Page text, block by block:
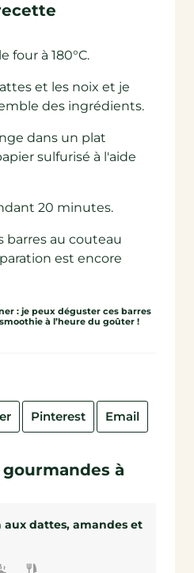
four à 180°C.
et les noix et je
des ingrédients.
dans un plat
sulfurisé à l'aide
20 minutes.
barres au couteau
est encore
: je peux déguster ces barres
à l’heure du goûter !
Pinterest Email
à
aux dattes, amandes et